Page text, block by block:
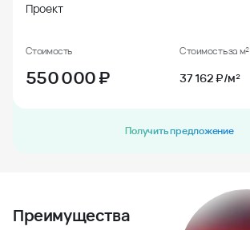
Проект
Стоимость
550 000₽
Стоимость за м²
37 162 ₽/м²
Получить предложение
Преимущества